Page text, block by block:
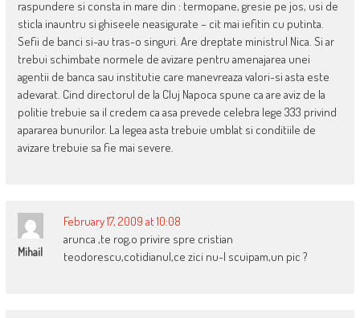
raspundere si consta in mare din : termopane, gresie pe jos, usi de
sticla inauntru si ghiseele neasigurate – cit mai iefitin cu putinta.
Sefii de banci si-au tras-o singuri. Are dreptate ministrul Nica. Si ar
trebui schimbate normele de avizare pentru amenajarea unei
agentii de banca sau institutie care manevreaza valori-si asta este
adevarat. Cind directorul de la Cluj Napoca spune ca are aviz de la
politie trebuie sa il credem ca asa prevede celebra lege 333 privind
apararea bunurilor. La legea asta trebuie umblat si conditiile de
avizare trebuie sa fie mai severe.
Mihail
February 17, 2009 at 10:08
arunca ,te rog,o privire spre cristian
teodorescu,cotidianul,ce zici nu-l scuipam,un pic ?